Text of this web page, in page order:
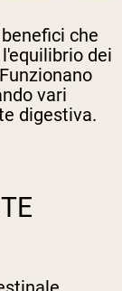
che
dei
vari
digestiva.